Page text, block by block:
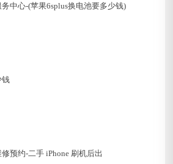
中心-(苹果6splus换电池要多少钱)
钱
预约-二手 iPhone 刷机后出